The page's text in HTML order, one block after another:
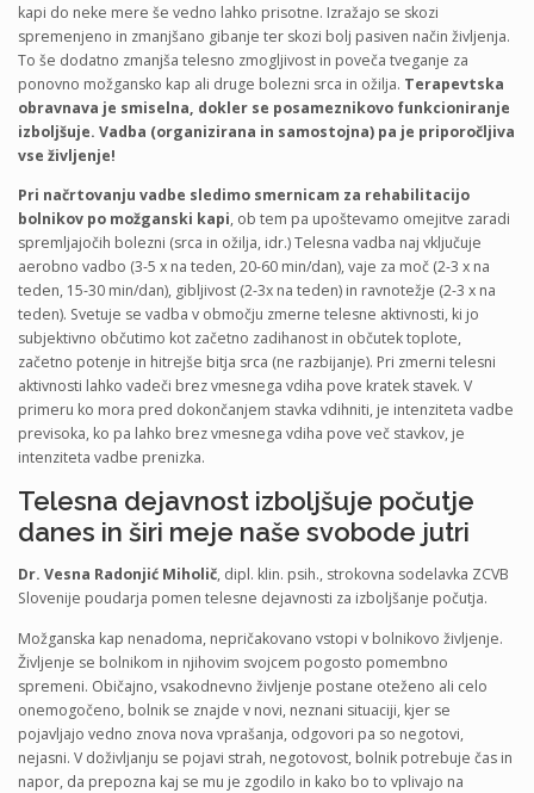
kapi do neke mere še vedno lahko prisotne. Izražajo se skozi
spremenjeno in zmanjšano gibanje ter skozi bolj pasiven način življenja.
To še dodatno zmanjša telesno zmogljivost in poveča tveganje za
ponovno možgansko kap ali druge bolezni srca in ožilja. Terapevtska
obravnava je smiselna, dokler se posameznikovo funkcioniranje
izboljšuje. Vadba (organizirana in samostojna) pa je priporočljiva
vse življenje!
Pri načrtovanju vadbe sledimo smernicam za rehabilitacijo
bolnikov po možganski kapi, ob tem pa upoštevamo omejitve zaradi
spremljajočih bolezni (srca in ožilja, idr.) Telesna vadba naj vključuje
aerobno vadbo (3-5 x na teden, 20-60 min/dan), vaje za moč (2-3 x na
teden, 15-30 min/dan), gibljivost (2-3x na teden) in ravnotežje (2-3 x na
teden). Svetuje se vadba v območju zmerne telesne aktivnosti, ki jo
subjektivno občutimo kot začetno zadihanost in občutek toplote,
začetno potenje in hitrejše bitja srca (ne razbijanje). Pri zmerni telesni
aktivnosti lahko vadeči brez vmesnega vdiha pove kratek stavek. V
primeru ko mora pred dokončanjem stavka vdihniti, je intenziteta vadbe
previsoka, ko pa lahko brez vmesnega vdiha pove več stavkov, je
intenziteta vadbe prenizka.
Telesna dejavnost izboljšuje počutje
danes in širi meje naše svobode jutri
Dr. Vesna Radonjić Miholič, dipl. klin. psih., strokovna sodelavka ZCVB
Slovenije poudarja pomen telesne dejavnosti za izboljšanje počutja.
Možganska kap nenadoma, nepričakovano vstopi v bolnikovo življenje.
Življenje se bolnikom in njihovim svojcem pogosto pomembno
spremeni. Običajno, vsakodnevno življenje postane oteženo ali celo
onemogočeno, bolnik se znajde v novi, neznani situaciji, kjer se
pojavljajo vedno znova nova vprašanja, odgovori pa so negotovi,
nejasni. V doživljanju se pojavi strah, negotovost, bolnik potrebuje čas in
napor, da prepozna kaj se mu je zgodilo in kako bo to vplivajo na